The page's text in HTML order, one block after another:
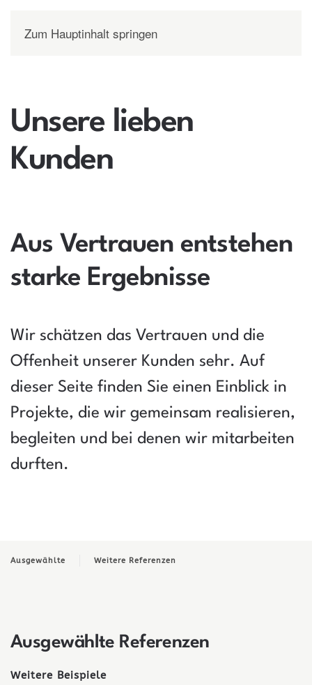
Zum Hauptinhalt springen
Unsere lieben
Kunden
Aus Vertrauen entstehen
starke Ergebnisse
Wir schätzen das Vertrauen und die
Offenheit unserer Kunden sehr. Auf
dieser Seite finden Sie einen Einblick in
Projekte, die wir gemeinsam realisieren,
begleiten und bei denen wir mitarbeiten
durften.
Ausgewählte Weitere Referenzen
Ausgewählte Referenzen
Weitere Beispiele